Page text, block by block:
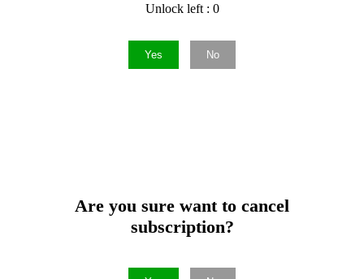
Unlock left : 0
Yes No
Are you sure want to cancel
subscription?